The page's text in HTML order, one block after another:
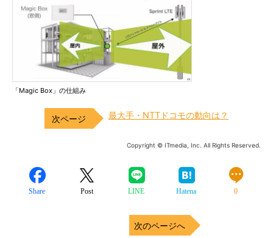
「Magic Box」の仕組み
最大手・NTTドコモの動向は？
Copyright © ITmedia, Inc. All Rights Reserved.
Share Post LINE Hatena 0
次のページへ